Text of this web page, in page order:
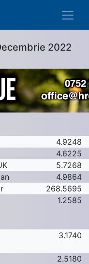
2022
4.9248
4.6225
5.7268
4.9864
268.5695
1.2585
3.1740
2.5180